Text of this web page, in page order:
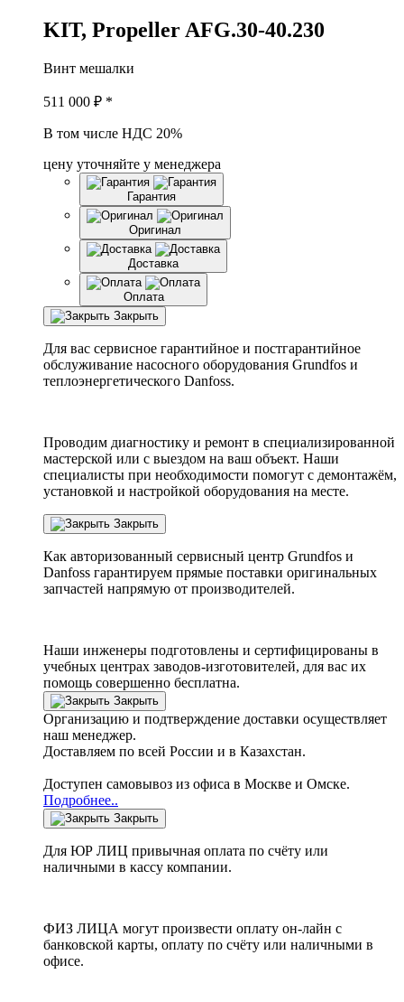
KIT, Propeller AFG.30-40.230
Винт мешалки
511 000 ₽ *
В том числе НДС 20%
цену уточняйте у менеджера
Гарантия
Оригинал
Доставка
Оплата
Закрыть
Для вас сервисное гарантийное и постгарантийное
обслуживание насосного оборудования Grundfos и
теплоэнергетического Danfoss.
Проводим диагностику и ремонт в специализированной
мастерской или с выездом на ваш объект. Наши
специалисты при необходимости помогут с демонтажём,
установкой и настройкой оборудования на месте.
Закрыть
Как авторизованный сервисный центр Grundfos и
Danfoss гарантируем прямые поставки оригинальных
запчастей напрямую от производителей.
Наши инженеры подготовлены и сертифицированы в
учебных центрах заводов-изготовителей, для вас их
помощь совершенно бесплатна.
Закрыть
Организацию и подтверждение доставки осуществляет
наш менеджер.
Доставляем по всей России и в Казахстан.
Доступен самовывоз из офиса в Москве и Омске.
Подробнее..
Закрыть
Для ЮР ЛИЦ привычная оплата по счёту или
наличными в кассу компании.
ФИЗ ЛИЦА могут произвести оплату он-лайн с
банковской карты, оплату по счёту или наличными в
офисе.